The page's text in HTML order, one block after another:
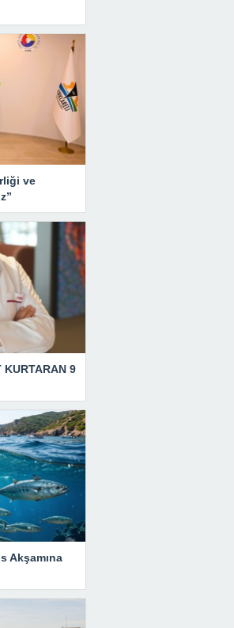
ve
KURTARAN 9
Akşamına